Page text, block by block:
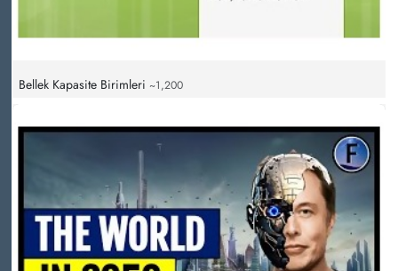
Bellek Kapasite Birimleri ~1,200